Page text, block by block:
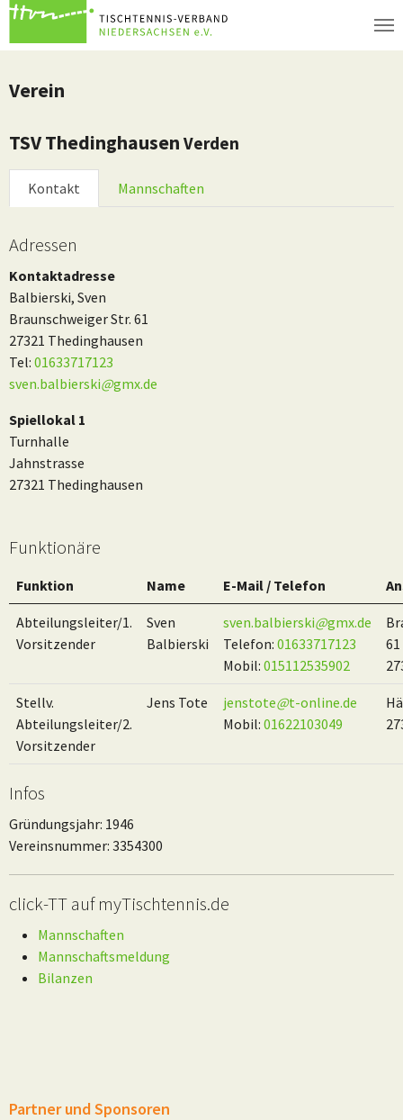
Zum Hauptinhalt springen
Verein
TSV Thedinghausen Verden
Kontakt Mannschaften
Adressen
Kontaktadresse
Balbierski, Sven
Braunschweiger Str. 61
27321 Thedinghausen
Tel: 01633717123
sven.balbierski@gmx.de
Spiellokal 1
Turnhalle
Jahnstrasse
27321 Thedinghausen
Funktionäre
Funktion Name E-Mail / Telefon
Abteilungsleiter/1.
Vorsitzender
Sven
Balbierski
sven.balbierski@gmx.de
Telefon: 01633717123
Mobil: 015112535902
61
Stellv.
Abteilungsleiter/2.
Vorsitzender
Jens Tote jenstote@t-online.de
Mobil: 01622103049
Infos
Gründungsjahr: 1946
Vereinsnummer: 3354300
click-TT auf myTischtennis.de
Mannschaften
Mannschaftsmeldung
Bilanzen
Partner und Sponsoren